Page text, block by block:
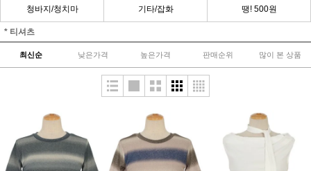
청바지/청치마 기타/잡화 땡! 500원
* 티셔츠
최신순 낮은가격 높은가격 판매순위 많이 본 상품